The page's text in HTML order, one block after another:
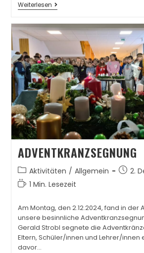
Weiterlesen
ADVENTKRANZSEGNUNG
Aktivitäten / Allgemein
2.
1 Min. Lesezeit
Am Montag, den 2.12.2024, fand in der
unsere besinnliche
Gerald Strobl segnete die
Eltern, Schüler/innen und Lehrer/innen
davor…